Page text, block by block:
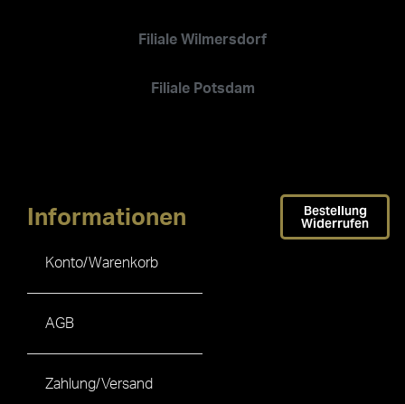
Filiale Wilmersdorf
Filiale Potsdam
Informationen
Konto/Warenkorb
AGB
Zahlung/Versand
Bestellung
Widerrufen